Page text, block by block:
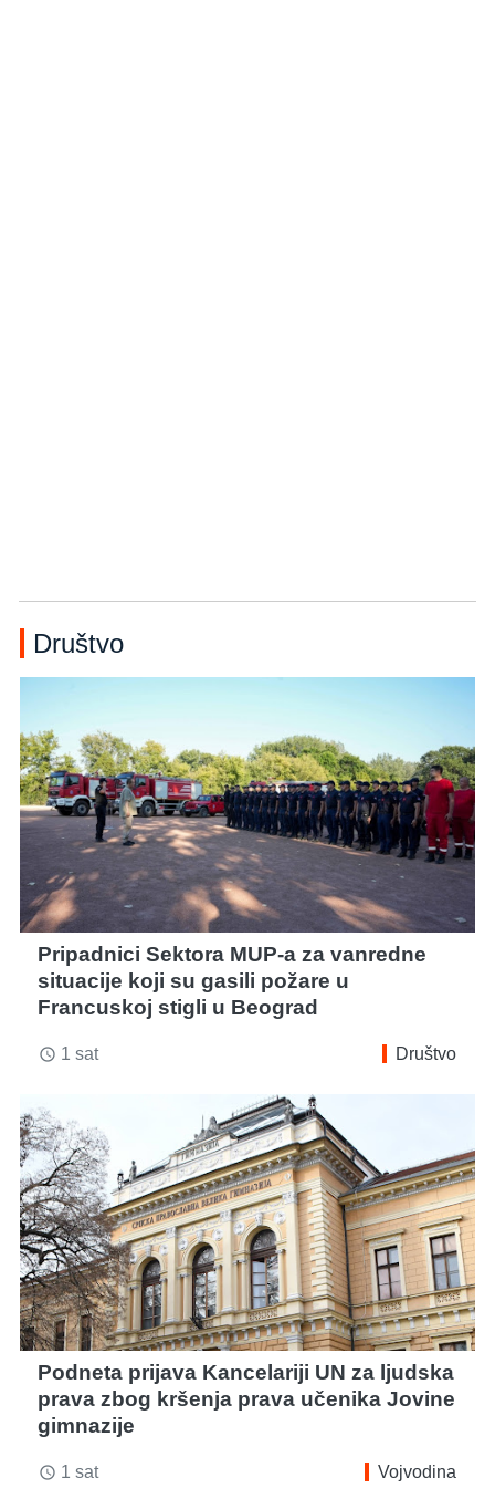
Društvo
Pripadnici Sektora MUP-a za vanredne
situacije koji su gasili požare u
Francuskoj stigli u Beograd
access_time 1 sat Društvo
Podneta prijava Kancelariji UN za ljudska
prava zbog kršenja prava učenika Jovine
gimnazije
access_time 1 sat Vojvodina